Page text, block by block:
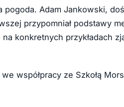
pogoda. Adam Jankowski,
przypomniał podstawy
konkretnych przykładach
współpracy ze Szkołą